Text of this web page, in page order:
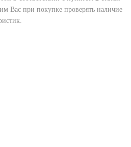
Вас при покупке проверять наличие